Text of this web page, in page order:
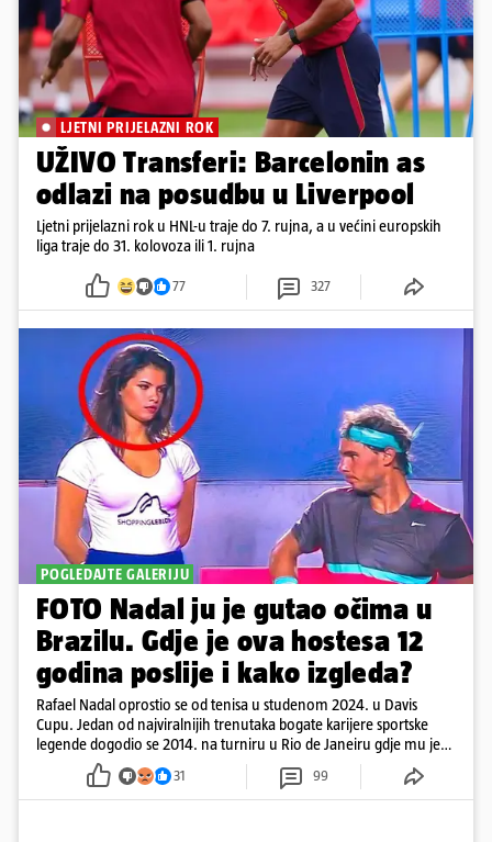
LJETNI PRIJELAZNI ROK
UŽIVO Transferi: Barcelonin as
odlazi na posudbu u Liverpool
Ljetni prijelazni rok u HNL-u traje do 7. rujna, a u većini europskih
liga traje do 31. kolovoza ili 1. rujna
77 327
POGLEDAJTE GALERIJU
FOTO Nadal ju je gutao očima u
Brazilu. Gdje je ova hostesa 12
godina poslije i kako izgleda?
Rafael Nadal oprostio se od tenisa u studenom 2024. u Davis
Cupu. Jedan od najviralnijih trenutaka bogate karijere sportske
legende dogodio se 2014. na turniru u Rio de Janeiru gdje mu je
pažnju odvlačila ljepotica iza klupe
31 99